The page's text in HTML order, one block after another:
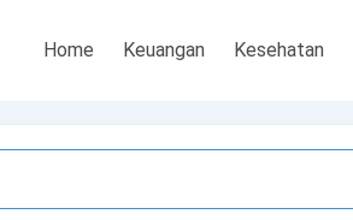
Home Keuangan Kesehatan